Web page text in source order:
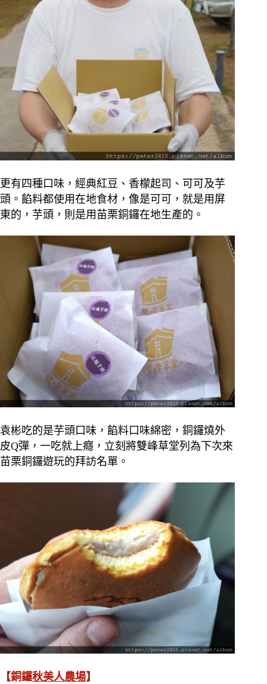
更有四種口味，經典紅豆、香檬起司、可可及芋
頭。餡料都使用在地食材，像是可可，就是用屏
東的，芋頭，則是用苗栗銅鑼在地生產的。
袁彬吃的是芋頭口味，餡料口味綿密，銅鑼燒外
皮Q彈，一吃就上癮，立刻將雙峰草堂列為下次來
苗栗銅鑼遊玩的拜訪名單。
【銅鑼秋美人農場】